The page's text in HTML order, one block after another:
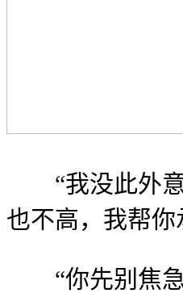
“我没此外意
也不高，我帮你
“你先别焦急